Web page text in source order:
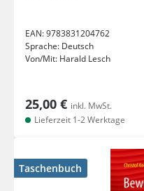
EAN:9783831204762
Sprache: Deutsch
Von/Mit: Harald Lesch
25,00 € inkl. MwSt.
Lieferzeit 1-2 Werktage
Taschenbuch